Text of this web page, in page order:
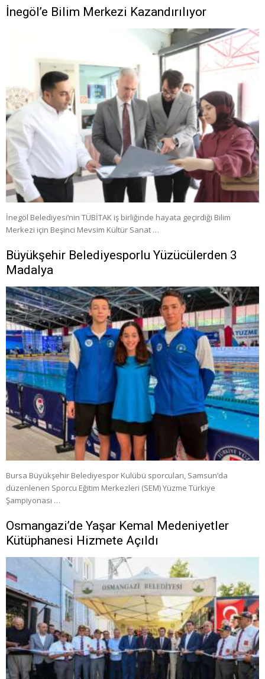
İnegöl’e Bilim Merkezi Kazandırılıyor
İnegöl Belediyesi’nin TÜBİTAK iş birliğinde hayata geçirdiği Bilim
Merkezi için Beşinci Mevsim Kültür Sanat …
Büyükşehir Belediyesporlu Yüzücülerden 3
Madalya
Bursa Büyükşehir Belediyespor Kulübü sporcuları, Samsun’da
düzenlenen Sporcu Eğitim Merkezleri (SEM) Yüzme Türkiye
Şampiyonası …
Osmangazi’de Yaşar Kemal Medeniyetler
Kütüphanesi Hizmete Açıldı